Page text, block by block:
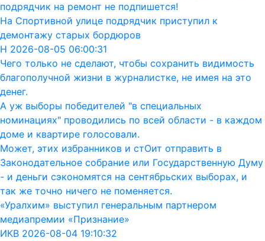
подрядчик на ремонт не подпишется!
На Спортивной улице подрядчик приступил к
демонтажу старых бордюров
Н 2026-08-05 06:00:31
Чего только не сделают, чтобы сохранить видимость
благополучной жизни в журналистке, не имея на это
денег.
А уж выборы победителей "в специальных
номинациях" проводились по всей области - в каждом
доме и квартире голосовали.
Может, этих избранников и стОит отправить в
Законодательное собрание или Государственную Думу
- и деньги сэкономятся на сентябрьских выборах, и
так же точно ничего не поменяется.
«Уралхим» выступил генеральным партнером
медиапремии «Признание»
ИКВ 2026-08-04 19:10:32